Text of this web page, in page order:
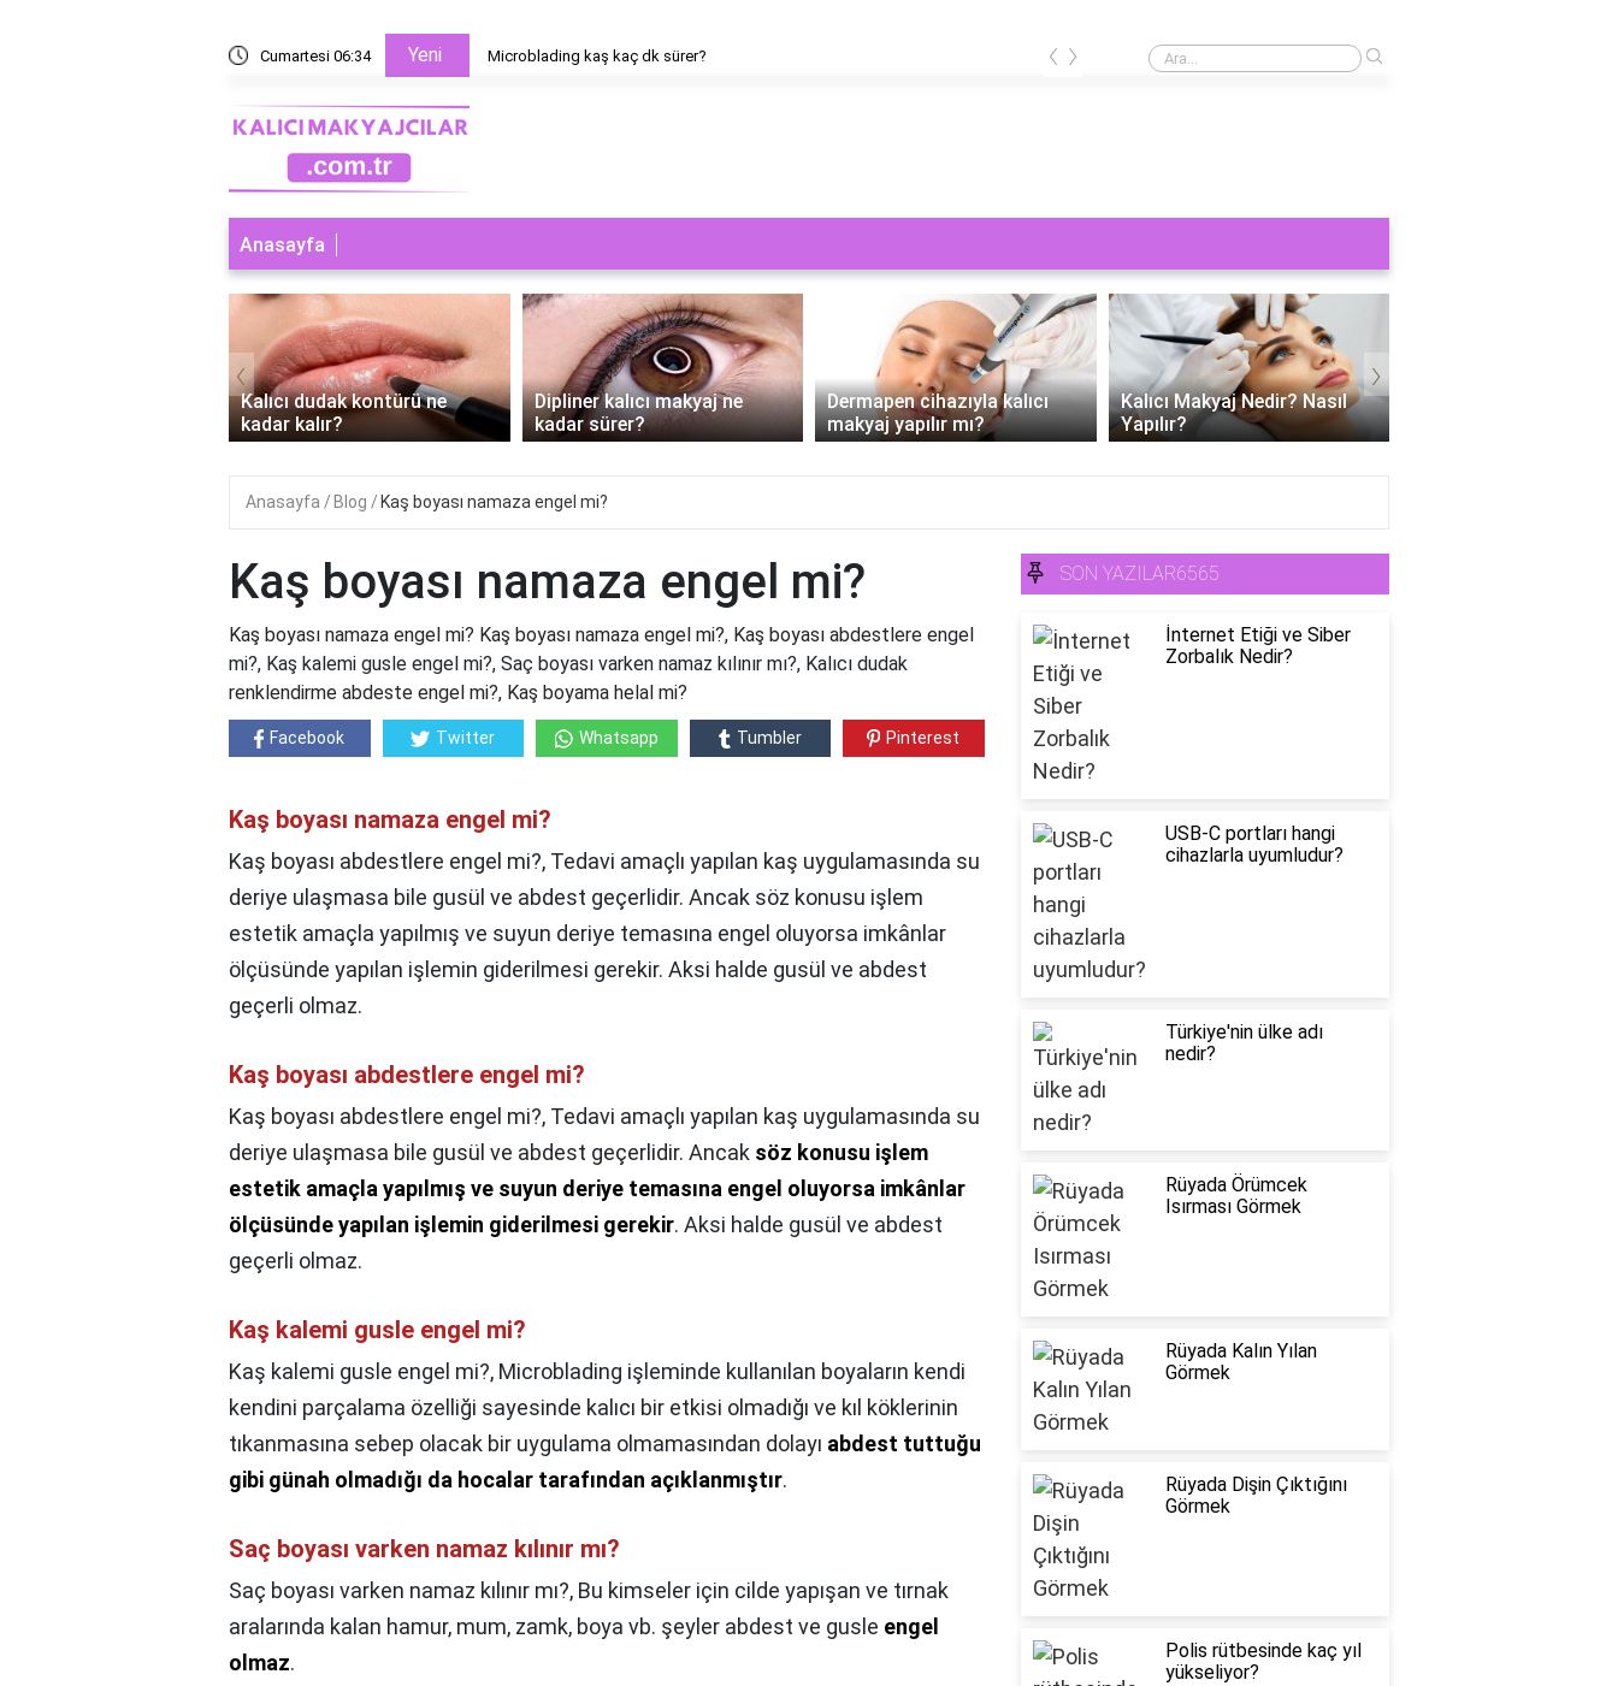
Cumartesi 06:34 Yeni Microblading kaş kaç dk sürer? Kaş yaptırmak ne kadar 2024?
‹ ›
Anasayfa
Kalıcı dudak kontürü ne
kadar kalır?
Dipliner kalıcı makyaj ne
kadar sürer?
Dermapen cihazıyla kalıcı
makyaj yapılır mı?
Kalıcı Makyaj Nedir? Nasıl
Yapılır?
‹ ›
Anasayfa Blog Kaş boyası namaza engel mi?
Kaş boyası namaza engel mi?
Kaş boyası namaza engel mi? Kaş boyası namaza engel mi?, Kaş boyası abdestlere engel
mi?, Kaş kalemi gusle engel mi?, Saç boyası varken namaz kılınır mı?, Kalıcı dudak
renklendirme abdeste engel mi?, Kaş boyama helal mi?
Facebook Twitter Whatsapp Tumbler Pinterest
Kaş boyası namaza engel mi?
Kaş boyası abdestlere engel mi?, Tedavi amaçlı yapılan kaş uygulamasında su
deriye ulaşmasa bile gusül ve abdest geçerlidir. Ancak söz konusu işlem
estetik amaçla yapılmış ve suyun deriye temasına engel oluyorsa imkânlar
ölçüsünde yapılan işlemin giderilmesi gerekir. Aksi halde gusül ve abdest
geçerli olmaz.
Kaş boyası abdestlere engel mi?
Kaş boyası abdestlere engel mi?, Tedavi amaçlı yapılan kaş uygulamasında su
deriye ulaşmasa bile gusül ve abdest geçerlidir. Ancak söz konusu işlem
estetik amaçla yapılmış ve suyun deriye temasına engel oluyorsa imkânlar
ölçüsünde yapılan işlemin giderilmesi gerekir. Aksi halde gusül ve abdest
geçerli olmaz.
Kaş kalemi gusle engel mi?
Kaş kalemi gusle engel mi?, Microblading işleminde kullanılan boyaların kendi
kendini parçalama özelliği sayesinde kalıcı bir etkisi olmadığı ve kıl köklerinin
tıkanmasına sebep olacak bir uygulama olmamasından dolayı abdest tuttuğu
gibi günah olmadığı da hocalar tarafından açıklanmıştır.
Saç boyası varken namaz kılınır mı?
Saç boyası varken namaz kılınır mı?, Bu kimseler için cilde yapışan ve tırnak
aralarında kalan hamur, mum, zamk, boya vb. şeyler abdest ve gusle engel
olmaz.
SON YAZILAR6565
İnternet Etiği ve Siber
Zorbalık Nedir?
USB-C portları hangi
cihazlarla uyumludur?
Türkiye'nin ülke adı
nedir?
Rüyada Örümcek
Isırması Görmek
Rüyada Kalın Yılan
Görmek
Rüyada Dişin Çıktığını
Görmek
Polis rütbesinde kaç yıl
yükseliyor?